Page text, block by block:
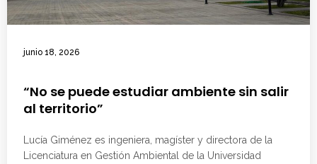
junio 18, 2026
“No se puede estudiar ambiente sin salir
al territorio”
Lucía Giménez es ingeniera, magíster y directora de la
Licenciatura en Gestión Ambiental de la Universidad